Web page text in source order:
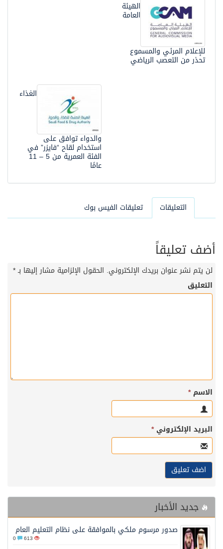
الهيئة
العامة
للإعلام المرئي والمسموع
تحذر من التعصب الرياضي
الغذاء
والدواء توافق على
استخدام لقاح “فايزر” في
الفئة العمرية من 5 – 11
عامًا
التعليقات تعليقات الفيس بوك
أضف تعليقاً
لن يتم نشر عنوان بريدك الإلكتروني. الحقول الإلزامية مشار إليها بـ*
التعليق
الاسم*
البريد الإلكتروني*
جديد الأخبار
صدور مرسوم ملكي بالموافقة على نظام التعليم العام
613
0